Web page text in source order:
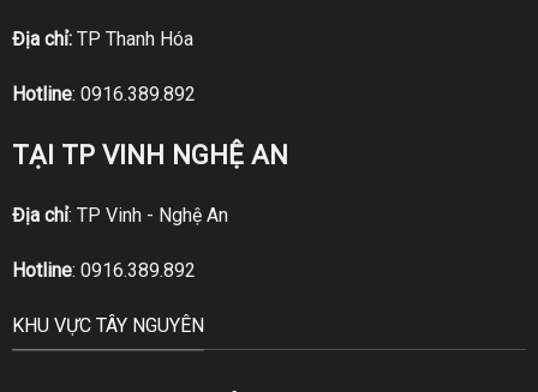
Địa chỉ:TP Thanh Hóa
Hotline: 0916.389.892
TẠI TP VINH NGHỆ AN
Địa chỉ: TP Vinh - Nghệ An
Hotline: 0916.389.892
KHU VỰC TÂY NGUYÊN